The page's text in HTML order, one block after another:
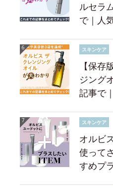
ルセラ
で｜人
スキンケア
【保存
ジング
記事で
スキンケア
オルビ
使って
すめプ